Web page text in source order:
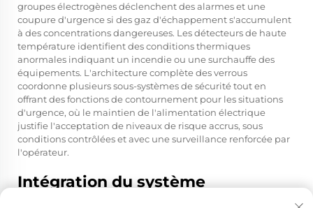
groupes électrogènes déclenchent des alarmes et une
coupure d'urgence si des gaz d'échappement s'accumulent
à des concentrations dangereuses. Les détecteurs de haute
température identifient des conditions thermiques
anormales indiquant un incendie ou une surchauffe des
équipements. L'architecture complète des verrous
coordonne plusieurs sous-systèmes de sécurité tout en
offrant des fonctions de contournement pour les situations
d'urgence, où le maintien de l'alimentation électrique
justifie l'acceptation de niveaux de risque accrus, sous
conditions contrôlées et avec une surveillance renforcée par
l'opérateur.
Intégration du système